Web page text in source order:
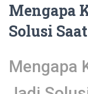
Mengapa
Solusi
Mengapa